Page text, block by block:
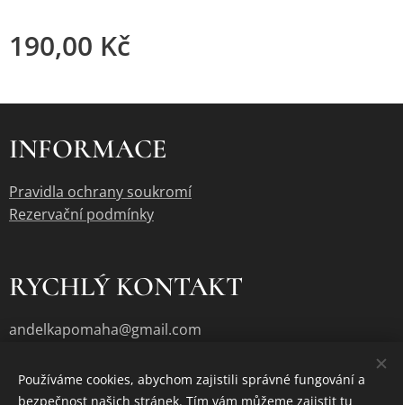
190,00 Kč
INFORMACE
Pravidla ochrany soukromí
Rezervační podmínky
RYCHLÝ KONTAKT
andelkapomaha@gmail.com
Používáme cookies, abychom zajistili správné fungování a
bezpečnost našich stránek. Tím vám můžeme zajistit tu